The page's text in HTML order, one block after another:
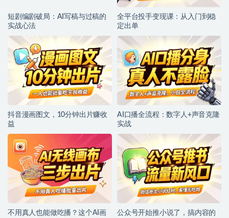
短剧编剧破局：AI写稿与过稿的
实战心法
全平台投手变现课：从入门到稳
定出单
抖音漫画图文，10分钟出片赚收
益
AI口播全流程：数字人+声音克隆
实战
不用真人也能做吃播？这个AI画
公众号开始推小说了，搞内容的